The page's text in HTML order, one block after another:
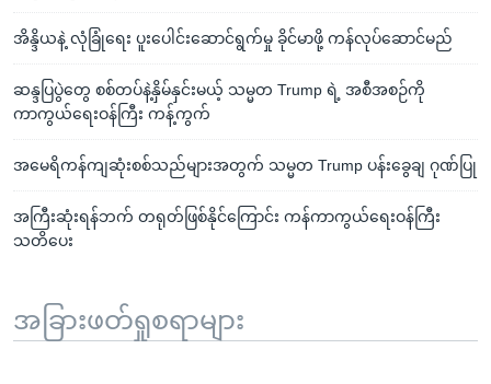
အိန္ဒိယနဲ့ လုံခြုံရေး ပူးပေါင်းဆောင်ရွက်မှု ခိုင်မာဖို့ ကန်လုပ်ဆောင်မည်
ဆန္ဒပြပွဲတွေ စစ်တပ်နဲ့နှိမ်နှင်းမယ့် သမ္မတ Trump ရဲ့ အစီအစဉ်ကို
ကာကွယ်ရေးဝန်ကြီး ကန့်ကွက်
အမေရိကန်ကျဆုံးစစ်သည်များအတွက် သမ္မတ Trump ပန်းခွေချ ဂုဏ်ပြု
အကြီးဆုံးရန်ဘက် တရုတ်ဖြစ်နိုင်ကြောင်း ကန်ကာကွယ်ရေးဝန်ကြီး
သတိပေး
အခြားဖတ်ရှုစရာများ